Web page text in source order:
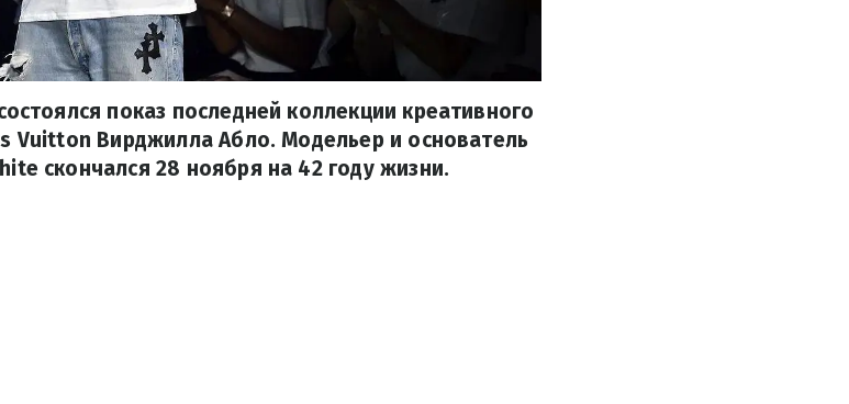
показ последней коллекции креативного
Vuitton Вирджилла Абло. Модельер и основатель
скончался 28 ноября на 42 году жизни.